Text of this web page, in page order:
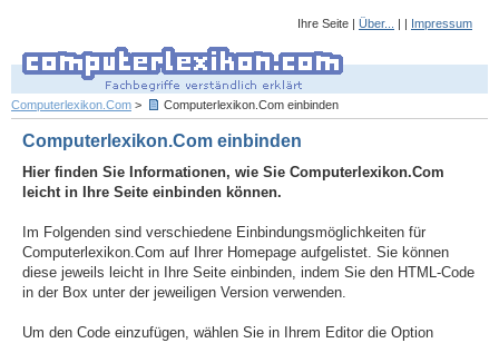
Ihre Seite | Über... | | Impressum
Computerlexikon.Com > Computerlexikon.Com einbinden
Computerlexikon.Com einbinden
Hier finden Sie Informationen, wie Sie Computerlexikon.Com
leicht in Ihre Seite einbinden können.
Im Folgenden sind verschiedene Einbindungsmöglichkeiten für
Computerlexikon.Com auf Ihrer Homepage aufgelistet. Sie können
diese jeweils leicht in Ihre Seite einbinden, indem Sie den HTML-Code
in der Box unter der jeweiligen Version verwenden.
Um den Code einzufügen, wählen Sie in Ihrem Editor die Option